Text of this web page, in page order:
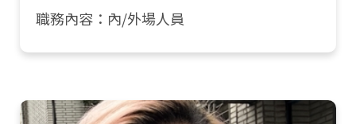
職務內容：內/外場人員